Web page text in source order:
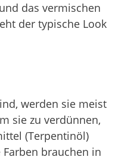
das vermischen
der typische Look
werden sie meist
sie zu verdünnen,
(Terpentinöl)
brauchen in